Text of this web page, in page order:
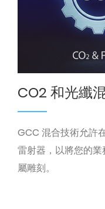
CO2 和光纖
GCC 混合技術允許
雷射器，以將您的
屬雕刻。